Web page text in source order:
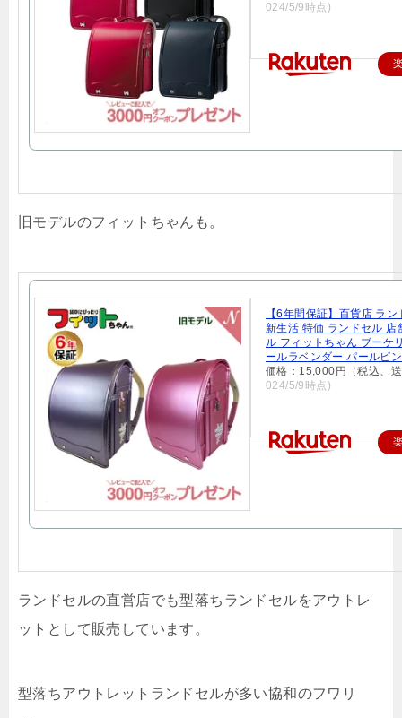
024/5/9時点)
旧モデルのフィットちゃんも。
【6年間保証】百貨店 ラ
新生活 特価 ランドセル 店
ル フィットちゃん ブーケ
ールラベンダー パールピ
価格：15,000円（税込、
024/5/9時点)
ランドセルの直営店でも型落ちランドセルをアウトレ
ットとして販売しています。
型落ちアウトレットランドセルが多い協和のフワリ